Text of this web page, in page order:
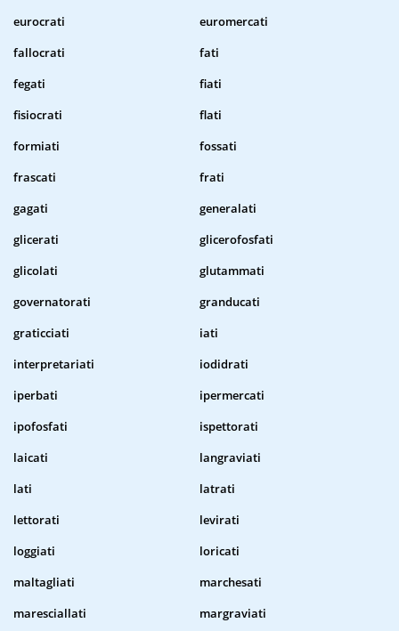
eurocrati
euromercati
fallocrati
fati
fegati
fiati
fisiocrati
flati
formiati
fossati
frascati
frati
gagati
generalati
glicerati
glicerofosfati
glicolati
glutammati
governatorati
granducati
graticciati
iati
interpretariati
iodidrati
iperbati
ipermercati
ipofosfati
ispettorati
laicati
langraviati
lati
latrati
lettorati
levirati
loggiati
loricati
maltagliati
marchesati
maresciallati
margraviati